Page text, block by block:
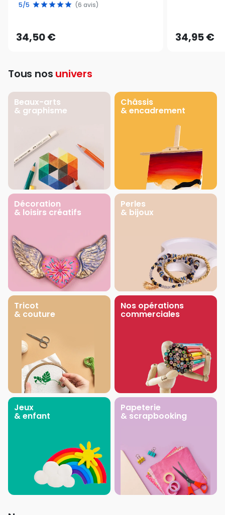
5/5 (6 avis)
34,50 € 34,95 €
Tous nos univers
Beaux-arts
& graphisme
Châssis
& encadrement
Décoration
& loisirs créatifs
Perles
& bijoux
Tricot
& couture
Nos opérations
commerciales
Jeux
& enfant
Papeterie
& scrapbooking